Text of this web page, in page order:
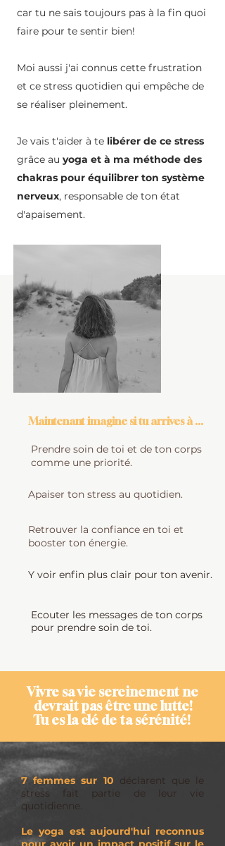
car tu ne sais toujours pas à la fin quoi
faire pour te sentir bien!
Moi aussi j'ai connus cette frustration
et ce stress quotidien qui empêche de
se réaliser pleinement.
Je vais t'aider à te libérer de ce stress
grâce au yoga et à ma méthode des
chakras pour équilibrer ton système
nerveux, responsable de ton état
d'apaisement.
Maintenant imagine si tu arrives à ...
Prendre soin de toi et de ton corps
comme une priorité.
Apaiser ton stress au quotidien.
Retrouver la confiance en toi et
booster ton énergie.
​Y voir enfin plus clair pour ton avenir.
Ecouter les messages de ton corps
pour prendre soin de toi.
Vivre sa vie sereinement ne
devrait pas être une lutte!
Tu es la clé de ta sérénité!
7 femmes sur 10 déclarent que le
stress fait partie de leur vie
quotidienne.
Le yoga est aujourd'hui reconnus